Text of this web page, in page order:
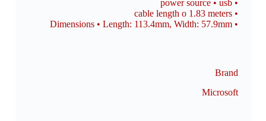
• power source • usb
• cable length o 1.83 meters
• Dimensions • Length: 113.4mm, Width: 57.9mm
Brand
Microsoft